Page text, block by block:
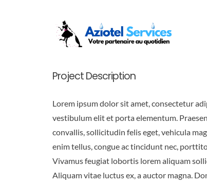
Project Description
Lorem ipsum dolor sit amet, consectetur
vestibulum elit et porta elementum.
convallis, sollicitudin felis eget, vehicula
enim tellus, congue ac tincidunt nec,
Vivamus feugiat lobortis lorem aliquam
Aliquam vitae luctus ex, a auctor magna.
Curabitur ac vestibulum mi, sed
lorem, egestas eget metus vitae, placerat
Maecenas eget nisi ipsum. Vestibulum ac
purus, nec dictum tortor. Ut iaculis, nunc et
ante ipsum rutrum odio, nec molestie purus
tortor. Vestibulum ante ipsum primis in